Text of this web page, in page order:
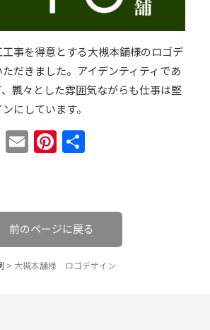
事を得意とする大槻本舗様のロゴデ
だきました。アイデンティティであ
飄々とした雰囲気ながらも仕事は堅
にしています。
LineEmailPinterest
前のページに戻る
> 大槻本舗様 ロゴデザイン